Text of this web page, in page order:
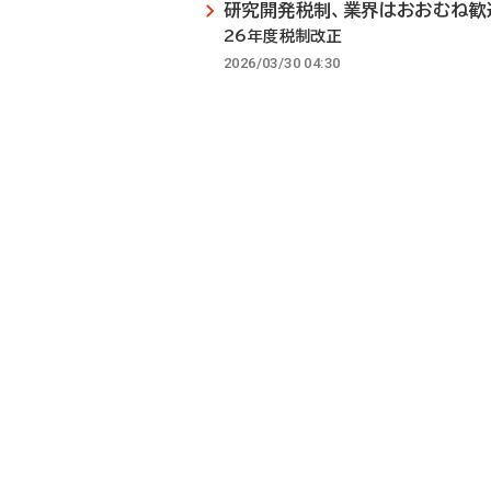
研究開発税制、業界はおおむね歓
26年度税制改正
2026/03/30 04:30